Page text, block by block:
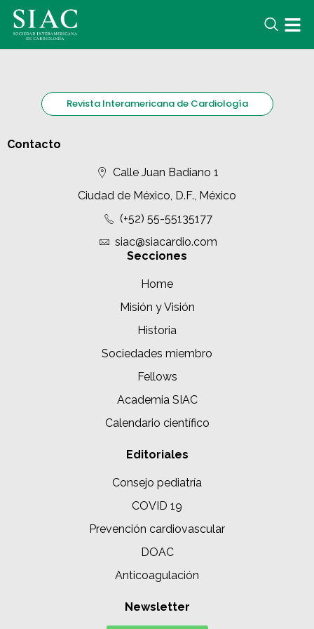
Revista Interamericana de Cardiología
Contacto
Calle Juan Badiano 1
Ciudad de México, D.F., México
(+52) 55-55135177
siac@siacardio.com
Secciones
Home
Misión y Visión
Historia
Sociedades miembro
Fellows
Academia SIAC
Calendario científico
Editoriales
Consejo pediatría
COVID 19
Prevención cardiovascular
DOAC
Anticoagulación
Newsletter